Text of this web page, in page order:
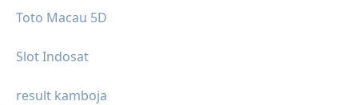
Toto Macau 5D
Slot Indosat
result kamboja